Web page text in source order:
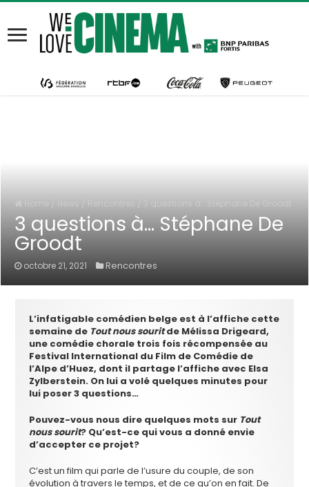
3 questions à… Stéphane De
Groodt
octobre 21, 2021 Rencontres
L’infatigable comédien belge est à l’affiche cette
semaine de Tout nous souritde Mélissa Drigeard,
une comédie chorale trois fois récompensée au
Festival International du Film de Comédie de
l’Alpe d’Huez, dont il partage l’affiche avec Elsa
Zylberstein. On lui a volé quelques minutes pour
lui poser 3 questions…
Pouvez-vous nous dire quelques mots sur Tout
nous sourit? Qu’est-ce qui vous a donné envie
d’accepter ce projet?
C’est un film qui parle de l’usure du couple, de son
évolution à travers le temps, et de ce qu’on en fait. De